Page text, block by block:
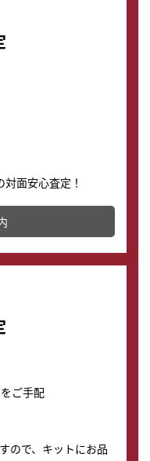
面安心査定！
店では、時計販売の
てお得に新しい時計
ご手配
ので、キットにお品